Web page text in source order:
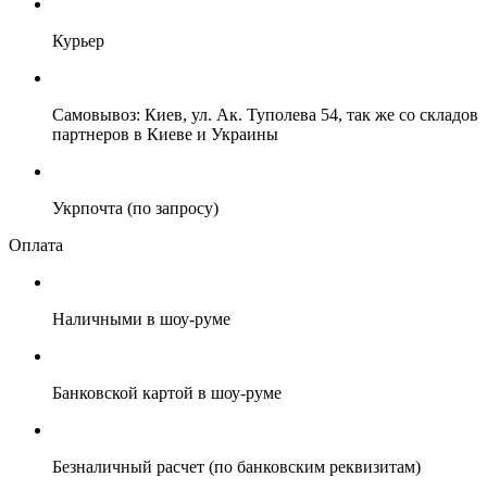
Курьер
Самовывоз: Киев, ул. Ак. Туполева 54, так же со складов
партнеров в Киеве и Украины
Укрпочта (по запросу)
Оплата
Наличными в шоу-руме
Банковской картой в шоу-руме
Безналичный расчет (по банковским реквизитам)